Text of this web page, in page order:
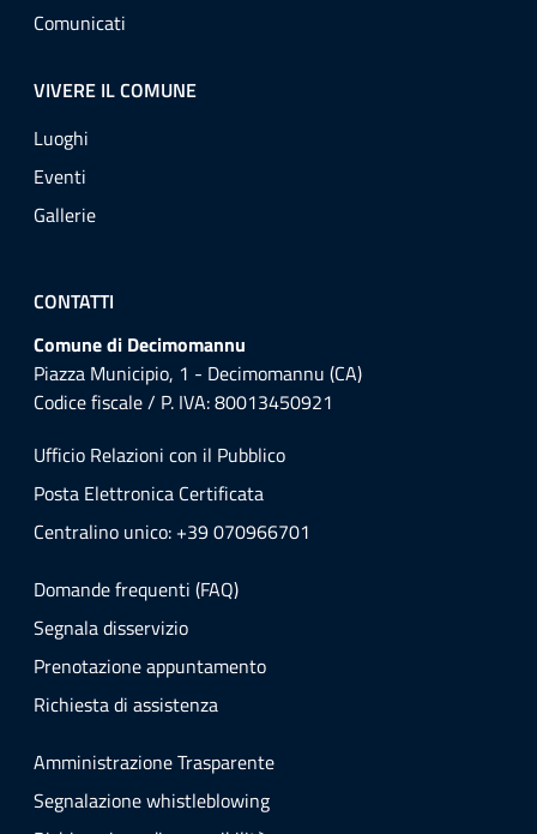
Comunicati
VIVERE IL COMUNE
Luoghi
Eventi
Gallerie
CONTATTI
Comune di Decimomannu
Piazza Municipio, 1 - Decimomannu (CA)
Codice fiscale / P. IVA: 80013450921
Ufficio Relazioni con il Pubblico
Posta Elettronica Certificata
Centralino unico: +39 070966701
Domande frequenti (FAQ)
Segnala disservizio
Prenotazione appuntamento
Richiesta di assistenza
Amministrazione Trasparente
Segnalazione whistleblowing